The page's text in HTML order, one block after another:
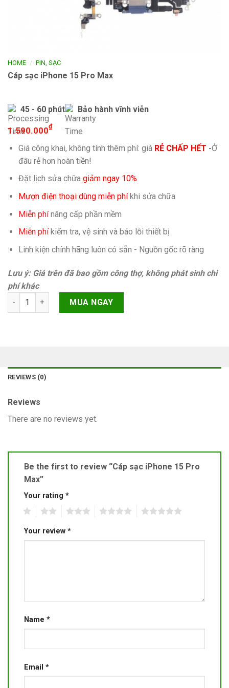
HOME / PIN, SẠC
Cáp sạc iPhone 15 Pro Max
45 - 60 phút Bảo hành vĩnh viễn
1.590.000₫
Giá công khai, không tính thêm phí: giá RẺ CHẤP HẾT -Ở
đâu rẻ hơn hoàn tiền!
Đặt lịch sửa chữa giảm ngay 10%
Mượn điện thoại dùng miễn phíkhi sửa chữa
Miễn phínâng cấp phần mềm
Miễn phíkiếm tra, vệ sinh và báo lỗi thiết bị
Linh kiện chính hãng luôn có sẵn - Nguồn gốc rõ ràng
Lưu ý: Giá trên đã bao gồm công thợ, không phát sinh chi
phí khác
Cáp sạc iPhone 15 Pro Max quantity
MUA NGAY
REVIEWS (0)
Reviews
There are no reviews yet.
Be the first to review “Cáp sạc iPhone 15 Pro
Max”
Your rating *
Your review *
Name *
Email *